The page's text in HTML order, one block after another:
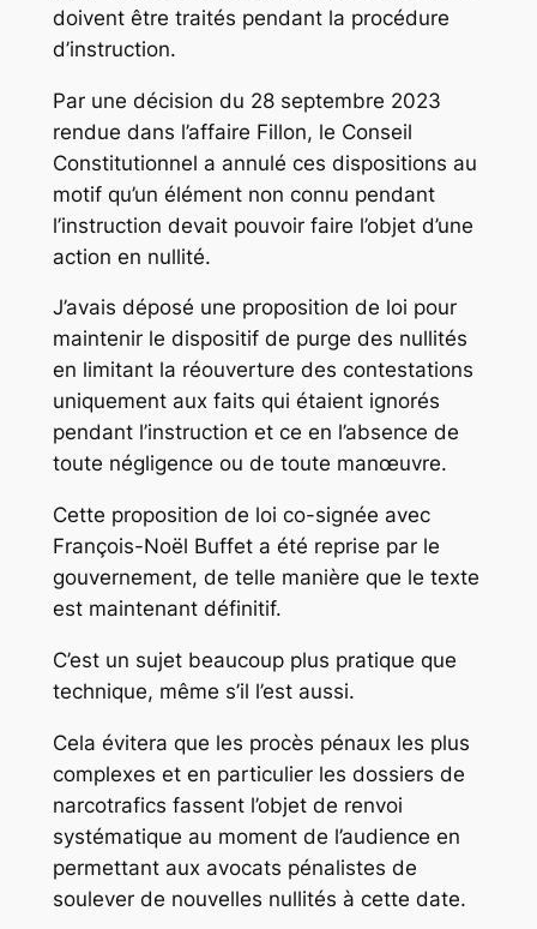
doivent être traités pendant la procédure
d’instruction.
Par une décision du 28 septembre 2023
rendue dans l’affaire Fillon, le Conseil
Constitutionnel a annulé ces dispositions au
motif qu’un élément non connu pendant
l’instruction devait pouvoir faire l’objet d’une
action en nullité.
J’avais déposé une proposition de loi pour
maintenir le dispositif de purge des nullités
en limitant la réouverture des contestations
uniquement aux faits qui étaient ignorés
pendant l’instruction et ce en l’absence de
toute négligence ou de toute manœuvre.
Cette proposition de loi co-signée avec
François-Noël Buffet a été reprise par le
gouvernement, de telle manière que le texte
est maintenant définitif.
C’est un sujet beaucoup plus pratique que
technique, même s’il l’est aussi.
Cela évitera que les procès pénaux les plus
complexes et en particulier les dossiers de
narcotrafics fassent l’objet de renvoi
systématique au moment de l’audience en
permettant aux avocats pénalistes de
soulever de nouvelles nullités à cette date.